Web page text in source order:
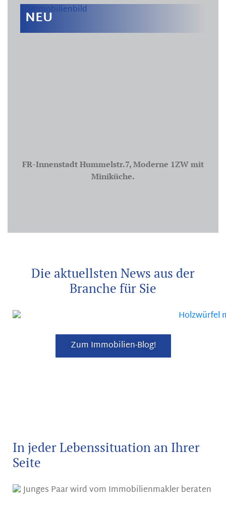
NEU
FR-Innenstadt Hummelstr.7, Moderne 1ZW mit
Miniküche.
Die aktuellsten News aus der
Branche für Sie
Zum Immobilien-Blog!
In jeder Lebenssituation an Ihrer
Seite